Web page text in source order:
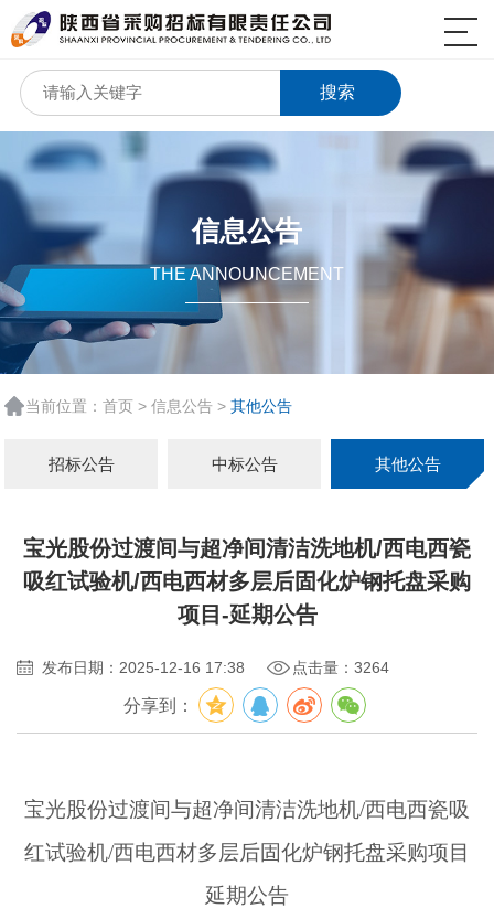
搜索
信息公告
THE ANNOUNCEMENT
招标公告 中标公告 其他公告
当前位置： 首页 > 信息公告 > 其他公告
宝光股份过渡间与超净间清洁洗地机/西电西瓷
吸红试验机/西电西材多层后固化炉钢托盘采购
项目-延期公告
发布日期：2025-12-16 17:38 点击量：3264
分享到：
宝光股份过渡间与超净间清洁洗地机/西电西瓷吸
红试验机/西电西材多层后固化炉钢托盘采购项目
延期公告